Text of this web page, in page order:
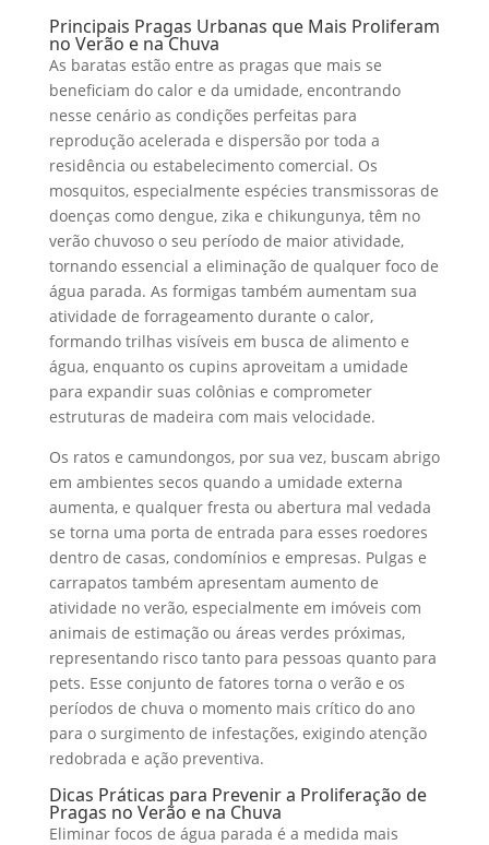
Principais Pragas Urbanas que Mais Proliferam
no Verão e na Chuva
As baratas estão entre as pragas que mais se
beneficiam do calor e da umidade, encontrando
nesse cenário as condições perfeitas para
reprodução acelerada e dispersão por toda a
residência ou estabelecimento comercial. Os
mosquitos, especialmente espécies transmissoras de
doenças como dengue, zika e chikungunya, têm no
verão chuvoso o seu período de maior atividade,
tornando essencial a eliminação de qualquer foco de
água parada. As formigas também aumentam sua
atividade de forrageamento durante o calor,
formando trilhas visíveis em busca de alimento e
água, enquanto os cupins aproveitam a umidade
para expandir suas colônias e comprometer
estruturas de madeira com mais velocidade.
Os ratos e camundongos, por sua vez, buscam abrigo
em ambientes secos quando a umidade externa
aumenta, e qualquer fresta ou abertura mal vedada
se torna uma porta de entrada para esses roedores
dentro de casas, condomínios e empresas. Pulgas e
carrapatos também apresentam aumento de
atividade no verão, especialmente em imóveis com
animais de estimação ou áreas verdes próximas,
representando risco tanto para pessoas quanto para
pets. Esse conjunto de fatores torna o verão e os
períodos de chuva o momento mais crítico do ano
para o surgimento de infestações, exigindo atenção
redobrada e ação preventiva.
Dicas Práticas para Prevenir a Proliferação de
Pragas no Verão e na Chuva
Eliminar focos de água parada é a medida mais